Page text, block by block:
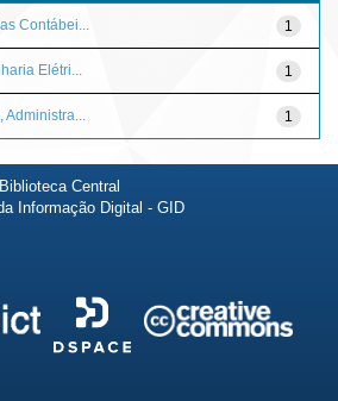
1
Contábei...
1
Elétri...
1
Central
Informação Digital - GID